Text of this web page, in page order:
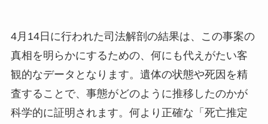
4月14日に行われた司法解剖の結果は、この事案の
真相を明らかにするための、何にも代えがたい客
観的なデータとなります。遺体の状態や死因を精
査することで、事態がどのように推移したのかが
科学的に証明されます。何より正確な「死亡推定